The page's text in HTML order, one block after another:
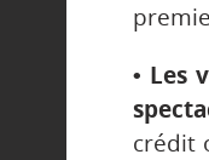
• Les
crédit